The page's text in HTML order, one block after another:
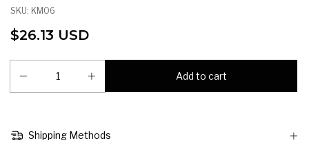
SKU: KM06
$26.13 USD
Shipping Methods